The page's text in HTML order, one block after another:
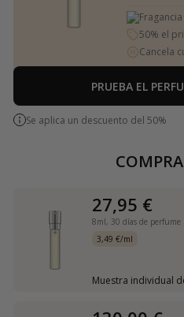
50% el
Cancela
PRUEBA EL
Se aplica un descuento del 50%
27,95 €
8ml, 30 días de perfume
3,49 €/ml
Muestra individual